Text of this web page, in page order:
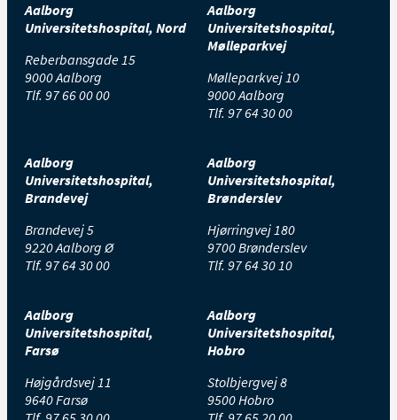
Aalborg
Universitetshospital, Nord
Reberbansgade 15
9000 Aalborg
Tlf. 97 66 00 00
Aalborg
Universitetshospital,
Mølleparkvej
Mølleparkvej 10
9000 Aalborg
Tlf. 97 64 30 00
Aalborg
Universitetshospital,
Brandevej
Brandevej 5
9220 Aalborg Ø
Tlf. 97 64 30 00
Aalborg
Universitetshospital,
Brønderslev
Hjørringvej 180
9700 Brønderslev
Tlf. 97 64 30 10
Aalborg
Universitetshospital,
Farsø
Højgårdsvej 11
9640 Farsø
Aalborg
Universitetshospital,
Hobro
Stolbjergvej 8
9500 Hobro